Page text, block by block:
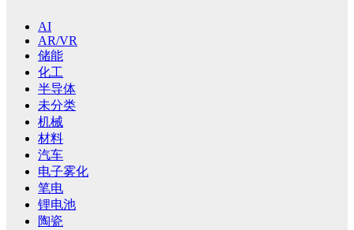
AI
AR/VR
储能
化工
半导体
未分类
机械
材料
汽车
电子雾化
笔电
锂电池
陶瓷